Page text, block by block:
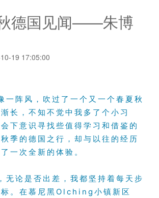
德国见闻——朱博
19 17:05:00
一阵风，吹过了一个又一个春夏秋
长，不知不觉中我多了个小习
下意识寻找些值得学习和借鉴的
季的德国之行，却与以往的经历
一次全新的体验。
无论是否出差，我都坚持着每天步
。在慕尼黑Olching小镇新区